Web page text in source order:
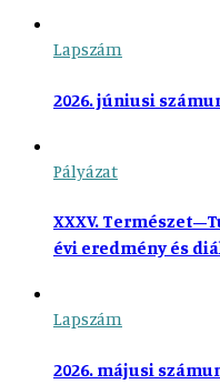
Lapszám
2026. júniusi
Pályázat
XXXV.
évi eredmény és
Lapszám
2026. májusi